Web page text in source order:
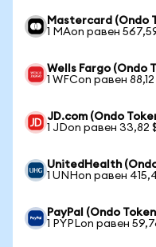
Mastercard (Ondo
1 MAon равен
Wells Fargo (Ondo
1 WFCon равен 88,12
JD.com (Ondo
1 JDon равен 33,82
UnitedHealth
1 UNHon равен
PayPal (Ondo
1 PYPLon равен